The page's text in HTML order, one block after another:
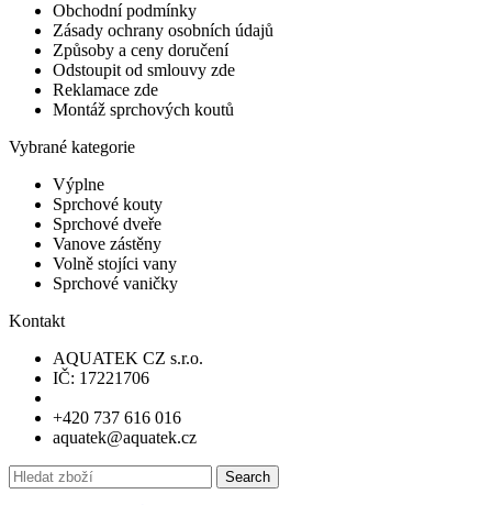
Obchodní podmínky
Zásady ochrany osobních údajů
Způsoby a ceny doručení
Odstoupit od smlouvy zde
Reklamace zde
Montáž sprchových koutů
Vybrané kategorie
Výplne
Sprchové kouty
Sprchové dveře
Vanove zástěny
Volně stojíci vany
Sprchové vaničky
Kontakt
AQUATEK CZ s.r.o.
IČ: 17221706
+420 737 616 016
aquatek@aquatek.cz
Search